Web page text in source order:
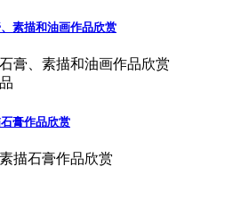
素描和油画作品欣赏
膏、素描和油画作品欣赏
膏作品欣赏
描石膏作品欣赏